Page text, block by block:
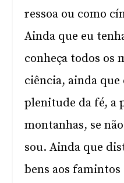
ressoa ou como
Ainda que eu
conheça todos os
ciência, ainda que
plenitude da fé, a
montanhas, se
sou. Ainda que
bens aos